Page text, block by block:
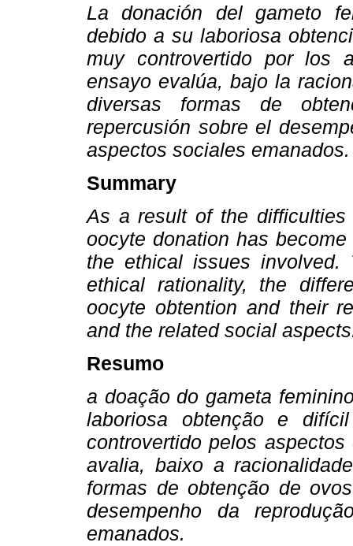
La donación del gameto
debido a su laboriosa
muy controvertido por los
ensayo evalúa, bajo la
diversas formas de
repercusión sobre el
aspectos sociales emanados.
Summary
As a result of the difficulties
oocyte donation has
the ethical issues involved.
ethical rationality, the
oocyte obtention and their
and the related social
Resumo
a doação do gameta
laboriosa obtenção e
controvertido pelos
avalia, baixo a
formas de obtenção de
desempenho da
emanados.